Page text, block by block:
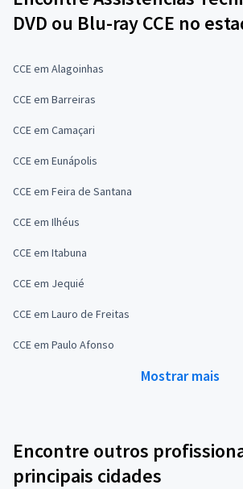
DVD ou Blu-ray CCE no
CCE em Alagoinhas
CCE em Barreiras
CCE em Camaçari
CCE em Eunápolis
CCE em Feira de Santana
CCE em Ilhéus
CCE em Itabuna
CCE em Jequié
CCE em Lauro de Freitas
CCE em Paulo Afonso
Mostrar mais
Encontre outros
principais cidades